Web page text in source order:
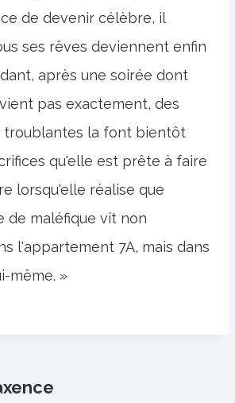
de devenir célèbre, il
ses rêves deviennent enfin
après une soirée dont
pas exactement, des
troublantes la font bientôt
qu'elle est prête à faire
lorsqu'elle réalise que
de maléfique vit non
l'appartement 7A, mais dans
même. »